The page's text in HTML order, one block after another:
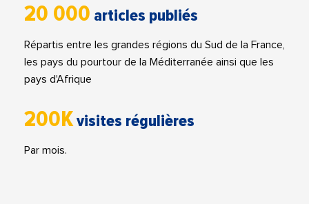
20 000 articles publiés
Répartis entre les grandes régions du Sud de la France,
les pays du pourtour de la Méditerranée ainsi que les
pays d'Afrique
200Kvisites régulières
Par mois.